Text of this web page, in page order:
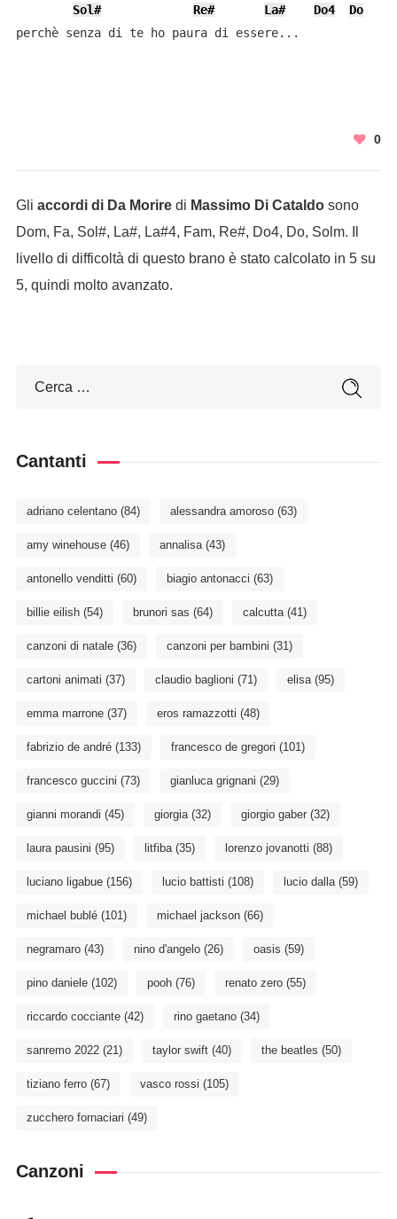
Sol#
Re# La# Do4
Do
perchè senza di te ho paura di essere...
0
Gli accordi di Da Moriredi Massimo Di Cataldosono
Dom, Fa, Sol#, La#, La#4, Fam, Re#, Do4, Do, Solm. Il
livello di difficoltà di questo brano è stato calcolato in 5 su
5, quindi molto avanzato.
Cantanti
adriano celentano(84) alessandra amoroso(63)
amy winehouse(46) annalisa(43)
antonello venditti (60) biagio antonacci (63)
billie eilish(54) brunori sas (64) calcutta(41)
canzoni di natale(36) canzoni per bambini (31)
cartoni animati (37) claudio baglioni (71) elisa(95)
emma marrone(37) eros ramazzotti (48)
fabrizio de andré(133) francesco de gregori (101)
francesco guccini (73) gianluca grignani (29)
gianni morandi (45) giorgia(32) giorgio gaber(32)
laura pausini (95) litfiba(35) lorenzo jovanotti (88)
luciano ligabue(156) lucio battisti (108) lucio dalla(59)
michael bublé(101) michael jackson(66)
negramaro(43) nino d'angelo(26) oasis (59)
pino daniele(102) pooh(76) renato zero(55)
riccardo cocciante(42) rino gaetano(34)
sanremo 2022(21) taylor swift(40) the beatles (50)
tiziano ferro(67) vasco rossi (105)
zucchero fornaciari (49)
Canzoni